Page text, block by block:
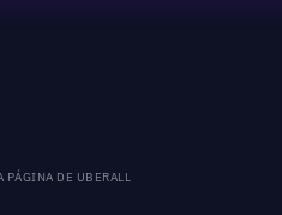
PÁGINA DE UBERALL